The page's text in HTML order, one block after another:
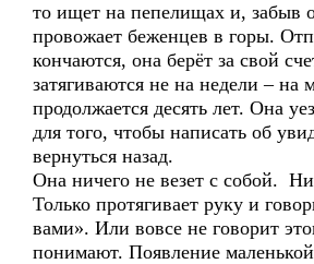
то ищет на пепелищах и, забыв
провожает беженцев в горы.
кончаются, она берёт за свой
затягиваются не на недели – на
продолжается десять лет. Она
для того, чтобы написать об
вернуться назад.
Она ничего не везет с собой.
Только протягивает руку и
вами». Или вовсе не говорит
понимают. Появление